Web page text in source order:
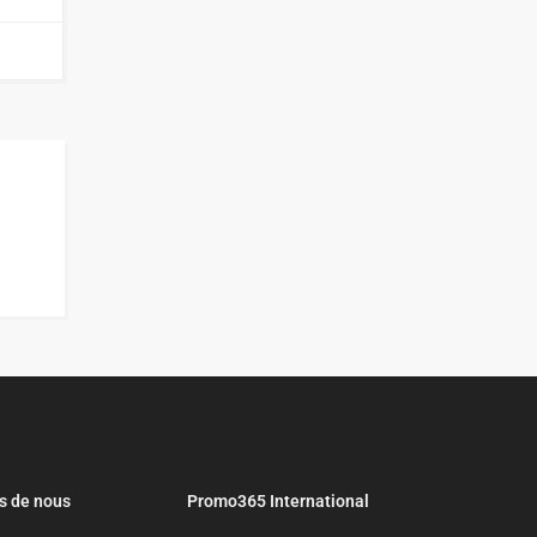
de nous Promo365 International